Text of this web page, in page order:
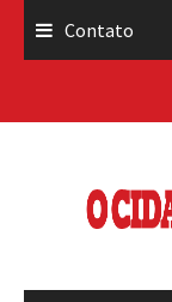
Contato